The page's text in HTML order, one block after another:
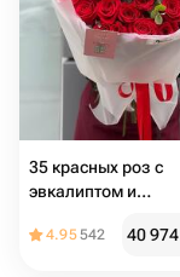
35 красных роз с
эвкалиптом и
4.95542 40 974